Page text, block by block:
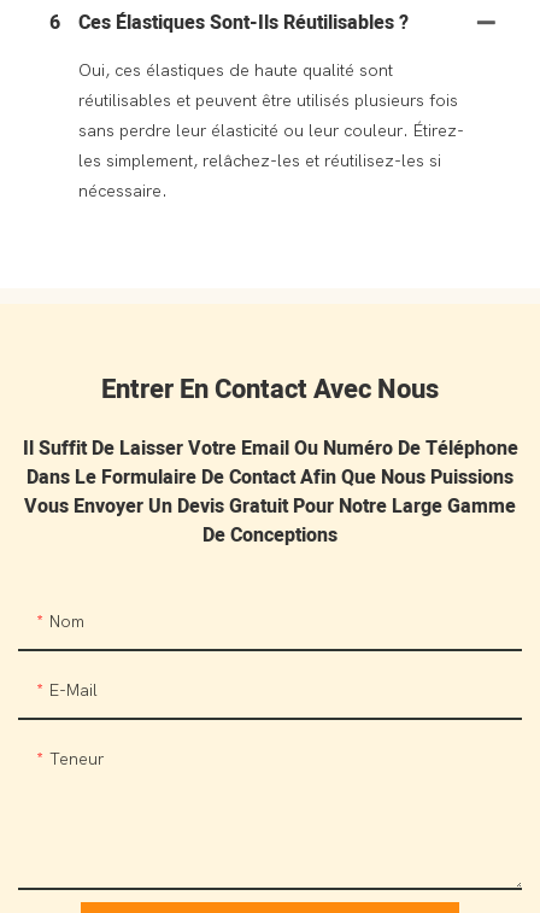
6 Ces Élastiques Sont-Ils Réutilisables ?
Oui, ces élastiques de haute qualité sont
réutilisables et peuvent être utilisés plusieurs fois
sans perdre leur élasticité ou leur couleur. Étirez-
les simplement, relâchez-les et réutilisez-les si
nécessaire.
Entrer En Contact Avec Nous
Il Suffit De Laisser Votre Email Ou Numéro De Téléphone
Dans Le Formulaire De Contact Afin Que Nous Puissions
Vous Envoyer Un Devis Gratuit Pour Notre Large Gamme
De Conceptions
Nom
E-Mail
Teneur